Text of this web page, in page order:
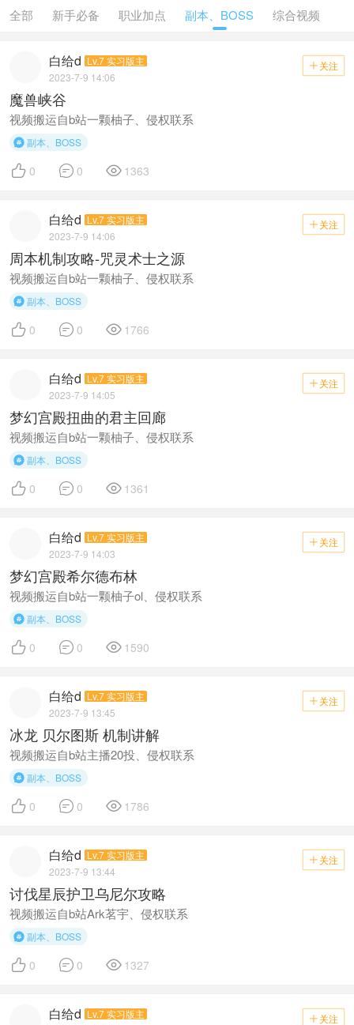
全部 新手必备 职业加点 副本、BOSS 综合视频
 关注
白给d Lv.7 实习版主
2023-7-9 14:06
魔兽峡谷
视频搬运自b站一颗柚子、侵权联系
副本、BOSS
 0  0  1363
 关注
白给d Lv.7 实习版主
2023-7-9 14:06
周本机制攻略-咒灵术士之源
视频搬运自b站一颗柚子、侵权联系
副本、BOSS
 0  0  1766
 关注
白给d Lv.7 实习版主
2023-7-9 14:05
梦幻宫殿扭曲的君主回廊
视频搬运自b站一颗柚子、侵权联系
副本、BOSS
 0  0  1361
 关注
白给d Lv.7 实习版主
2023-7-9 14:03
梦幻宫殿希尔德布林
视频搬运自b站一颗柚子ol、侵权联系
副本、BOSS
 0  0  1590
 关注
白给d Lv.7 实习版主
2023-7-9 13:45
冰龙 贝尔图斯 机制讲解
视频搬运自b站主播20投、侵权联系
副本、BOSS
 0  0  1786
 关注
白给d Lv.7 实习版主
2023-7-9 13:44
讨伐星辰护卫乌尼尔攻略
视频搬运自b站Ark茗宇、侵权联系
副本、BOSS
 0  0  1327
 关注
白给d Lv.7 实习版主